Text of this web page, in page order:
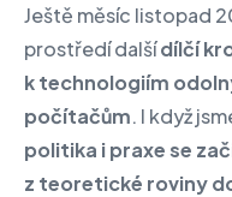
Ještě měsíc listopad
prostředí dalšídílčí
k technologiím
počítačům. I když
politika i praxe se
z teoretické roviny